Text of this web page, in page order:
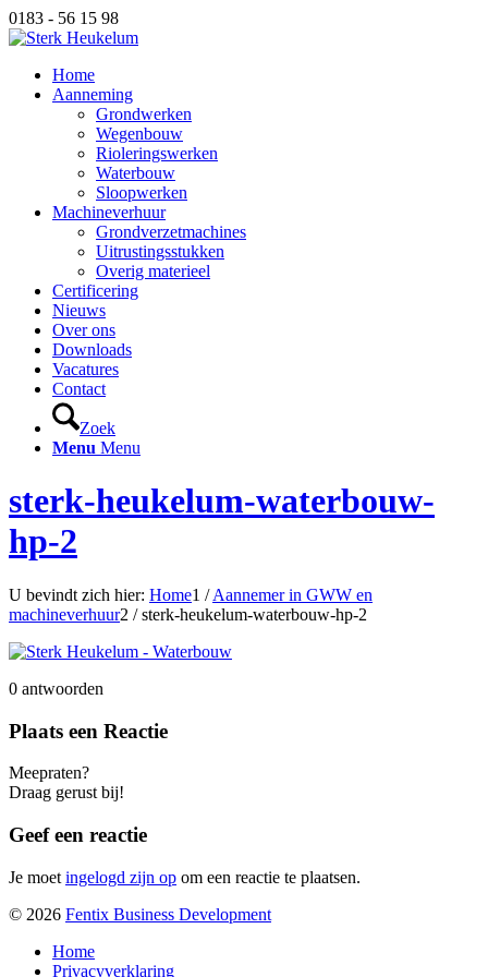
0183 - 56 15 98
Home
Aanneming
Grondwerken
Wegenbouw
Rioleringswerken
Waterbouw
Sloopwerken
Machineverhuur
Grondverzetmachines
Uitrustingsstukken
Overig materieel
Certificering
Nieuws
Over ons
Downloads
Vacatures
Contact
Zoek
Menu Menu
sterk-heukelum-waterbouw-
hp-2
U bevindt zich hier: Home1 / Aannemer in GWW en
machineverhuur2 / sterk-heukelum-waterbouw-hp-2
0 antwoorden
Plaats een Reactie
Meepraten?
Draag gerust bij!
Geef een reactie
Je moet ingelogd zijn op om een reactie te plaatsen.
© 2026 Fentix Business Development
Home
Privacyverklaring